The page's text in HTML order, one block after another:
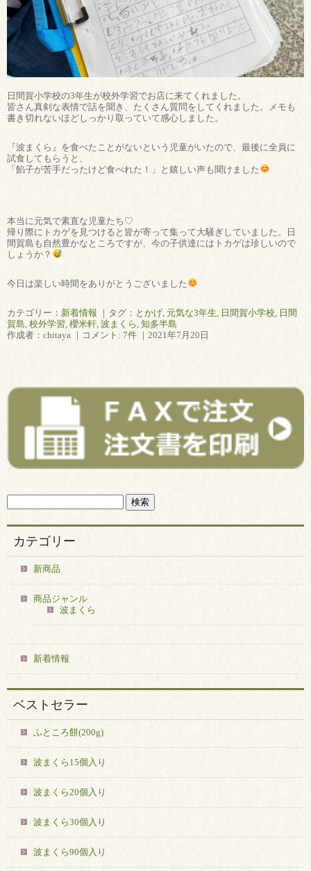
日間賀小学校の3年生が校外学習でお店に来てくれました。
皆さん真剣な表情で話を聞き、たくさん質問をしてくれました。メモも
書き切れないほどしっかり取っていて感心しました。
『波まくら』を食べたことがないという児童がいたので、最後に全員に
試食してもらうと、
「餡子が苦手だったけど食べれた！」と嬉しい声も聞けました
本当に元気で素直な児童たち♡
帰り際にトカゲを見つけると皆が寄って集って大騒ぎしていました。日
間賀島も自然豊かなところですが、今の子供達にはトカゲは珍しいので
しょうか？
今日は楽しい時間をありがとうございました
カテゴリー： 新着情報 ｜タグ： とかげ, 元気な3年生, 日間賀小学校, 日間
賀島, 校外学習, 櫻米軒, 波まくら, 知多半島
作成者：chitaya ｜ コメント: 7件 ｜2021年7月20日
カテゴリー
新商品
商品ジャンル
波まくら
新着情報
ベストセラー
ふところ餅(200g)
波まくら15個入り
波まくら20個入り
波まくら30個入り
波まくら90個入り